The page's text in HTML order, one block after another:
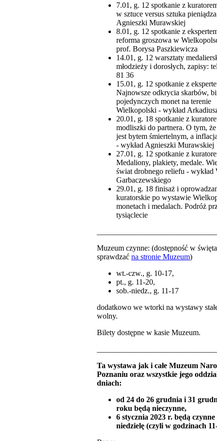
7.01, g. 12 spotkanie z
w sztuce versus sztuka
Agnieszki Murawskiej
8.01, g. 12 spotkanie z
reforma groszowa w
prof. Borysa Paszkiewicza
14.01, g. 12 warsztaty
młodzieży i dorosłych, zapisy:
81 36
15.01, g. 12 spotkanie z
Najnowsze odkrycia skarbów,
pojedynczych monet na terenie
Wielkopolski - wykład
20.01, g. 18 spotkanie z
modliszki do partnera. O tym,
jest bytem śmiertelnym, a
- wykład Agnieszki Murawskiej
27.01, g. 12 spotkanie z
Medaliony, plakiety, medale.
świat drobnego reliefu - wykład
Garbaczewskiego
29.01, g. 18 finisaż i
kuratorskie po wystawie
monetach i medalach. Podróż
tysiąclecie
Muzeum czynne: (dostępność w
sprawdzać na stronie Muzeum)
wt.-czw., g. 10-17,
pt., g. 11-20,
sob.-niedz., g. 11-17
dodatkowo we wtorki na wystawy
wolny.
Bilety dostępne w kasie Muzeum.
Ta wystawa jak i całe Muzeum
Poznaniu oraz wszystkie jego
dniach:
od 24 do 26 grudnia i 31
roku będą nieczynne,
6 stycznia 2023 r. będą
niedzielę (czyli w godzinach